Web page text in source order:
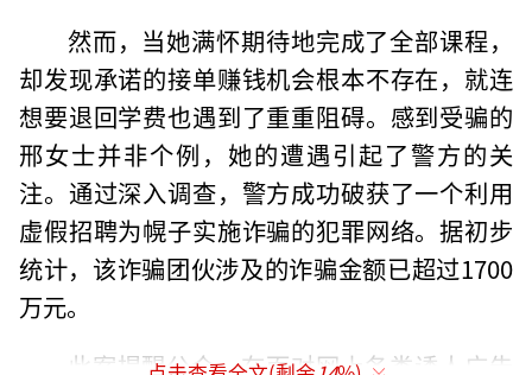
然而，当她满怀期待地完成了全部课程，
却发现承诺的接单赚钱机会根本不存在，就连
想要退回学费也遇到了重重阻碍。感到受骗的
邢女士并非个例，她的遭遇引起了警方的关
注。通过深入调查，警方成功破获了一个利用
虚假招聘为幌子实施诈骗的犯罪网络。据初步
统计，该诈骗团伙涉及的诈骗金额已超过1700
万元。
此案提醒公众，在面对网上各类诱人广告